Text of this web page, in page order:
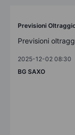
Previsioni
Previsioni
2025-12-02 08:30
BG SAXO